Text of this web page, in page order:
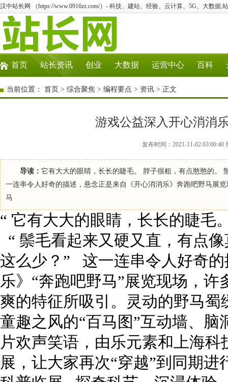
汉中站长网 （https://www.0916zz.com/）- 科技、建站、经验、云计算、5G、大数据,
首页 站长资讯 创业 大数据 运营中心 百科
当前位置： 首页 > 综合聚焦 > 编程要点 > 资讯 > 正文
游戏公益深入开心消消
发布时间：2021-11-02
导读： 它有大大的眼睛，长长的睫毛。 脖子很粗，有点憨憨的。
一连串令人好奇的描述，悬念正是来自《开心消消乐》奔跑吧野马展
马
“ 它有大大的眼睛，长长的睫毛
“ 鬃毛看起来又硬又直，有点
这么少？” 这一连串令人好奇
乐》“奔跑吧野马”展览现场，
爽的特征所吸引。灵动的野马
童趣之风的“百马图”互动墙、
片欢声笑语，由乐元素和上海
展，让大家再次“穿越”到同期